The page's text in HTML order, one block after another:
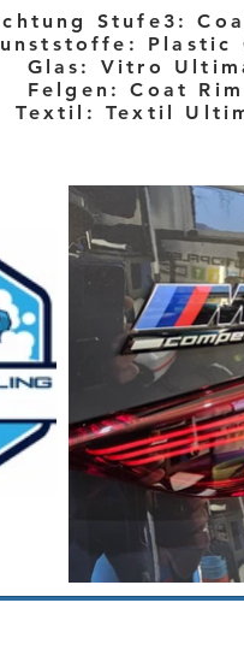
Stufe3:
Plastic
Glas: Vitro
Felgen: Coat
Textil: Textil